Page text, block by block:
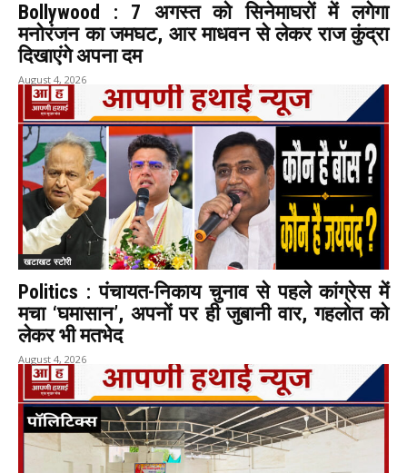
Bollywood : 7 अगस्त को सिनेमाघरों में लगेगा
मनोरंजन का जमघट, आर माधवन से लेकर राज कुंद्रा
दिखाएंगे अपना दम
August 4, 2026
खटाखट स्टोरी
Politics : पंचायत-निकाय चुनाव से पहले कांग्रेस में
मचा ‘घमासान’, अपनों पर ही जुबानी वार, गहलोत को
लेकर भी मतभेद
August 4, 2026